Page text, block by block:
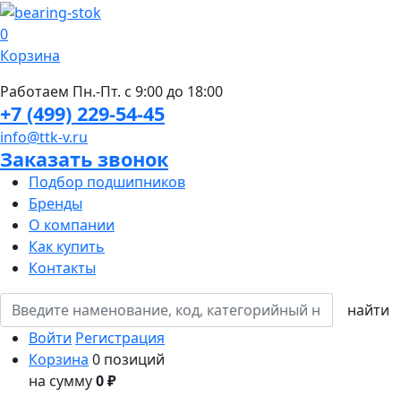
0
Корзина
Работаем Пн.-Пт. с 9:00 до 18:00
+7 (499) 229-54-45
info@ttk-v.ru
Заказать звонок
Подбор подшипников
Бренды
О компании
Как купить
Контакты
Войти Регистрация
Корзина 0 позиций
на сумму0 ₽